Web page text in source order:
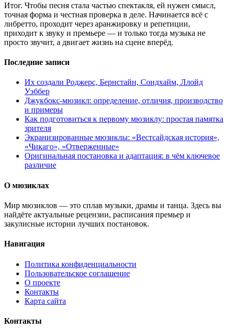
Итог. Чтобы песня стала частью спектакля, ей нужен смысл,
точная форма и честная проверка в деле. Начинается всё с
либретто, проходит через аранжировку и репетиции,
приходит к звуку и премьере — и только тогда музыка не
просто звучит, а двигает жизнь на сцене вперёд.
Последние записи
Их создали Роджерс, Бернстайн, Сондхайм, Ллойд
Уэббер
Джукбокс‑мюзикл: определение, отличия, производство
и примеры
Как подготовиться к первому мюзиклу: простая памятка
зрителя
Экранизированные мюзиклы: «Вестсайдская история»,
«Чикаго», «Отверженные»
Оригинальная постановка и адаптация: в чём ключевое
различие
О мюзиклах
Мир мюзиклов — это сплав музыки, драмы и танца. Здесь вы
найдёте актуальные рецензии, расписания премьер и
закулисные истории лучших постановок.
Навигация
Политика конфиденциальности
Пользовательское соглашение
О проекте
Контакты
Карта сайта
Контакты